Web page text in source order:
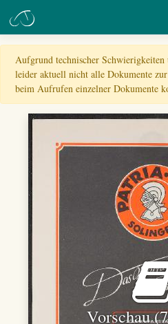
Aufgrund technischer Schwierigkeiten
leider aktuell nicht alle Dokumente
beim Aufrufen einzelner Dokumente
Vorschau